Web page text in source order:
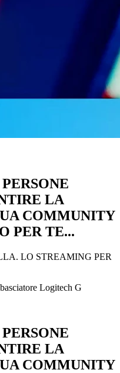
LA
COMMUNITY
PER TE...
LO STREAMING PER
Logitech G
LA
COMMUNITY